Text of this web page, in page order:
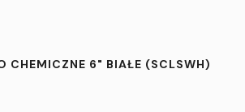
CHEMICZNE 6" BIAŁE (SCLSWH)